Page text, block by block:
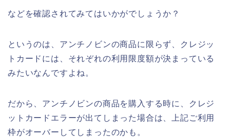
などを確認されてみてはいかがでしょうか？
というのは、アンチノビンの商品に限らず、クレジッ
トカードには、それぞれの利用限度額が決まっている
みたいなんですよね。
だから、アンチノビンの商品を購入する時に、クレジ
ットカードエラーが出てしまった場合は、上記ご利用
枠がオーバーしてしまったのかも。